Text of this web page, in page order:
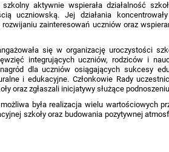
aktywnie wspierała działalność
uczniowską. Jej działania
zainteresowań uczniów oraz
się w organizację uroczystości
integrujących uczniów, rodziców i
dla uczniów osiągających sukcesy
i edukacyjne. Członkowie Rady
oraz zgłaszali inicjatywy służące
była realizacja wielu wartościowych
szkoły oraz budowania pozytywnej